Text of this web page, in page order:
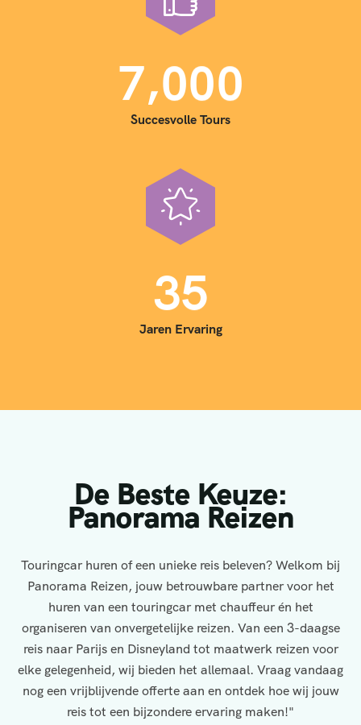
7,000
Succesvolle Tours
35
Jaren Ervaring
De Beste Keuze:
Panorama Reizen
Touringcar huren of een unieke reis beleven? Welkom bij
Panorama Reizen, jouw betrouwbare partner voor het
huren van een touringcar met chauffeur én het
organiseren van onvergetelijke reizen. Van een 3-daagse
reis naar Parijs en Disneyland tot maatwerk reizen voor
elke gelegenheid, wij bieden het allemaal. Vraag vandaag
nog een vrijblijvende offerte aan en ontdek hoe wij jouw
reis tot een bijzondere ervaring maken!"